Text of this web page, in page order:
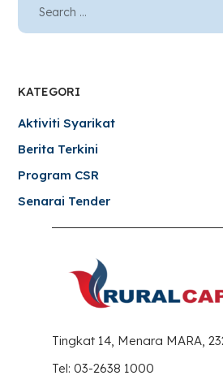
KATEGORI
Aktiviti Syarikat
Berita Terkini
Program CSR
Senarai Tender
Tingkat 14, Menara MARA,
Tel: 03-2638 1000